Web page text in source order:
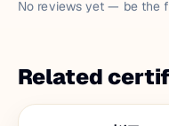
No reviews yet — be the
Related